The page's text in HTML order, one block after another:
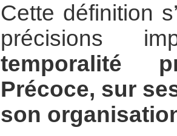
Cette définition
précisions
temporalité
Précoce, sur
son